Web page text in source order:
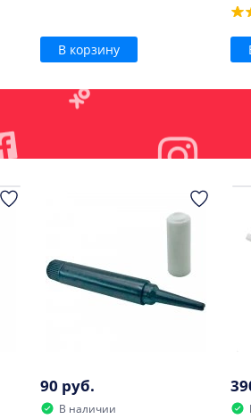
В корзину
90 руб.
В наличии